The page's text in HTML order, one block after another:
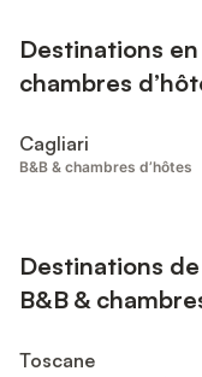
Destinations
chambres
Cagliari
B&B & chambres d’hôtes
Destinations
B&B &
Toscane